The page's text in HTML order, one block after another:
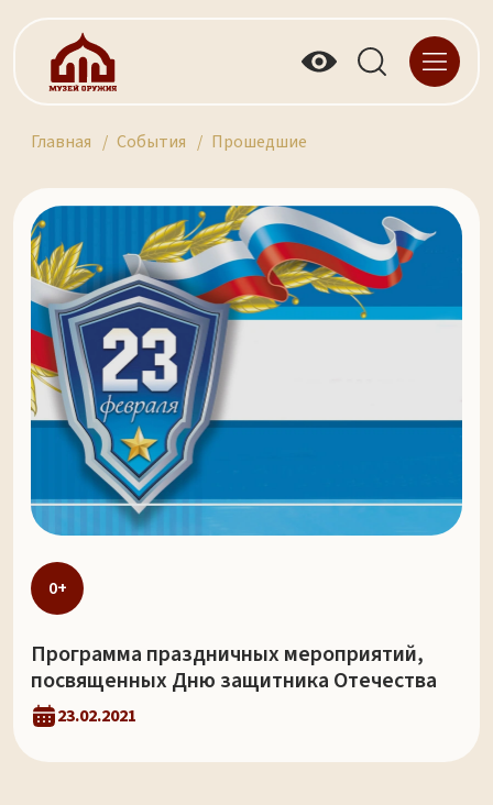
Главная События Прошедшие
0+
Программа праздничных мероприятий,
посвященных Дню защитника Отечества
23.02.2021